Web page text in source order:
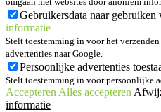
Gebruikersdata naar gebruiken
informatie
Stelt toestemming in voor het
advertenties naar Google.
Persoonlijke advertenties
Stelt toestemming in voor persoonlijke
Accepteren Alles accepteren
informatie